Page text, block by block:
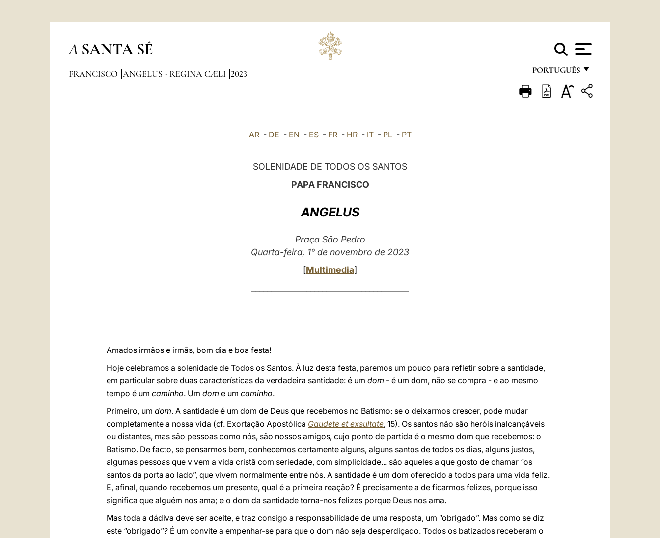
A SANTA SÉ
PORTUGUÊS
FRANÇAIS
FRANCISCO ANGELUS - REGINA CÆLI 2023
AR- DE - EN - ES- FR- HR- IT- PL- PT
SOLENIDADE DE TODOS OS SANTOS
PAPA FRANCISCO
ANGELUS
Praça São Pedro
Quarta-feira, 1° de novembro de 2023
[Multimedia]
Amados irmãos e irmãs, bom dia e boa festa!
Hoje celebramos a solenidade de Todos os Santos. À luz desta festa, paremos um pouco para refletir sobre a santidade,
em particular sobre duas características da verdadeira santidade: é um dom - é um dom, não se compra - e ao mesmo
tempo é um caminho. Um dom e um caminho.
Primeiro, um dom. A santidade é um dom de Deus que recebemos no Batismo: se o deixarmos crescer, pode mudar
completamente a nossa vida (cf. Exortação Apostólica Gaudete et exsultate, 15). Os santos não são heróis inalcançáveis
ou distantes, mas são pessoas como nós, são nossos amigos, cujo ponto de partida é o mesmo dom que recebemos: o
Batismo. De facto, se pensarmos bem, conhecemos certamente alguns, alguns santos de todos os dias, alguns justos,
algumas pessoas que vivem a vida cristã com seriedade, com simplicidade... são aqueles a que gosto de chamar “os
santos da porta ao lado”, que vivem normalmente entre nós. A santidade é um dom oferecido a todos para uma vida feliz.
E, afinal, quando recebemos um presente, qual é a primeira reação? É precisamente a de ficarmos felizes, porque isso
significa que alguém nos ama; e o dom da santidade torna-nos felizes porque Deus nos ama.
Mas toda a dádiva deve ser aceite, e traz consigo a responsabilidade de uma resposta, um “obrigado”. Mas como se diz
este “obrigado”? É um convite a empenhar-se para que o dom não seja desperdiçado. Todos os batizados receberam o